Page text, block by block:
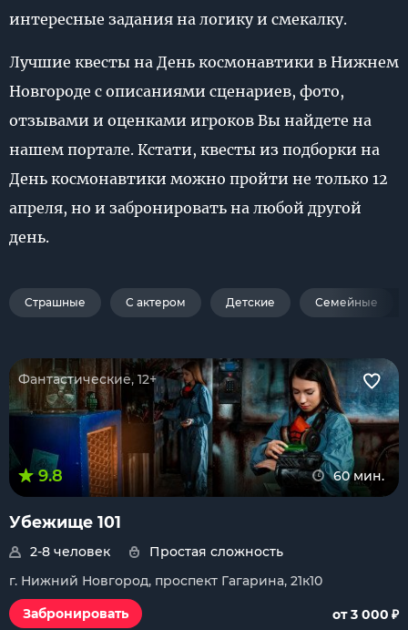
интересные задания на логику и смекалку.
Лучшие квесты на День космонавтики в Нижнем
Новгороде с описаниями сценариев, фото,
отзывами и оценками игроков Вы найдете на
нашем портале. Кстати, квесты из подборки на
День космонавтики можно пройти не только 12
апреля, но и забронировать на любой другой
день.
Страшные С актером Детские Семейные
Фантастические, 12+
9.8 60 мин.
Убежище 101
2-8 человек
Простая сложность
г. Нижний Новгород, проспект Гагарина, 21к10
Забронировать
от 3 000 ₽